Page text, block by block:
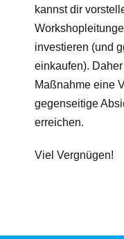
kannst dir
investieren (und
einkaufen).
Maßnahme eine
gegenseitige
erreichen.
Viel Vergnügen!